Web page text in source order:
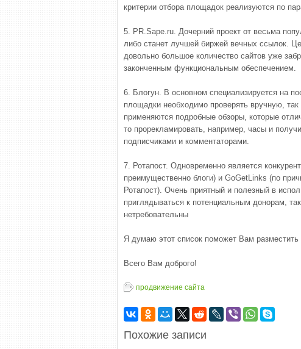
критерии отбора площадок реализуются по
5. PR.Sape.ru. Дочерний проект от весьма
либо станет лучшей биржей вечных ссылок.
довольно большое количество сайтов уже
законченным функциональным обеспечением.
6. Блогун. В основном специализируется на
площадки необходимо проверять вручную,
применяются подробные обзоры, которые
то прорекламировать, например, часы и
подписчиками и комментаторами.
7. Ротапост. Одновременно является
преимущественно блоги) и GoGetLinks (по
Ротапост). Очень приятный и полезный в
приглядываться к потенциальным донорам,
нетребовательны
Я думаю этот список поможет Вам
Всего Вам доброго!
продвижение сайта
Похожие записи